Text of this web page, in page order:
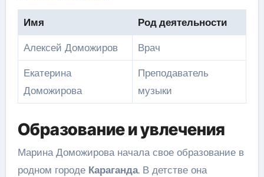
Имя
Род деятельности
Алексей Доможиров
Врач
Екатерина
Доможирова
Преподаватель
музыки
Образование и увлечения
Марина Доможирова начала свое образование в
родном городе Караганда. В детстве она